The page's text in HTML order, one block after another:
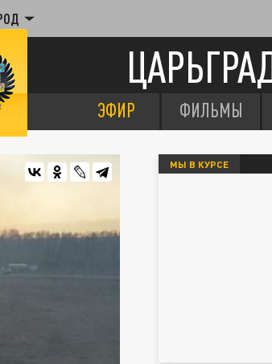
ЭФИР ФИЛЬМЫ
МЫ В КУРСЕ